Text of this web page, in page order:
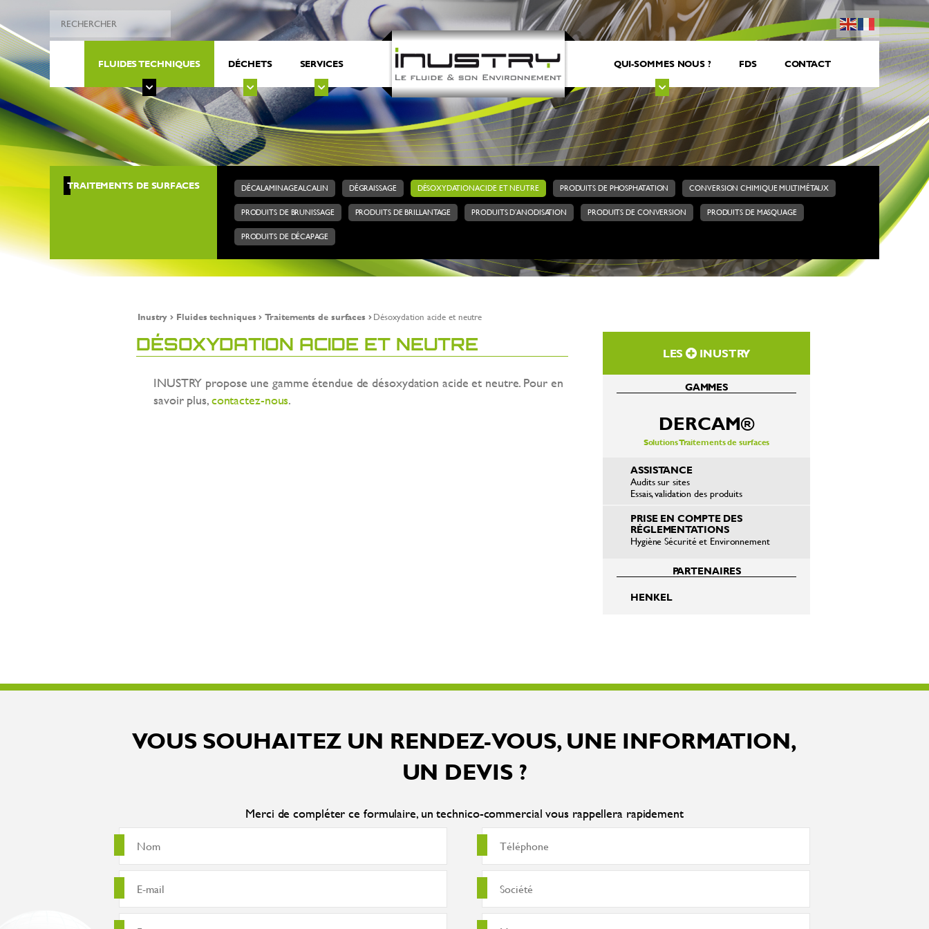
FLUIDES TECHNIQUES DÉCHETS SERVICES QUI-SOMMES NOUS ? FDS CONTACT
TRAITEMENTS DE SURFACES DÉCALAMINAGE ALCALIN DÉGRAISSAGE DÉSOXYDATION ACIDE ET NEUTRE PRODUITS DE PHOSPHATATION CONVERSION CHIMIQUE MULTIMÉTAUX
PRODUITS DE BRUNISSAGE PRODUITS DE BRILLANTAGE PRODUITS D’ANODISATION PRODUITS DE CONVERSION PRODUITS DE MASQUAGE
PRODUITS DE DÉCAPAGE
Inustry Fluides techniques Traitements de surfaces Désoxydation acide et neutre
DÉSOXYDATION ACIDE ET NEUTRE
INUSTRY propose une gamme étendue de désoxydation acide et neutre. Pour en
savoir plus,contactez-nous.
LES INUSTRY
GAMMES
DERCAM®
Solutions Traitements de surfaces
ASSISTANCE
Audits sur sites
Essais, validation des produits
PRISE EN COMPTE DES
RÉGLEMENTATIONS
Hygiène Sécurité et Environnement
PARTENAIRES
HENKEL
VOUS SOUHAITEZ UN RENDEZ-VOUS, UNE INFORMATION,
UN DEVIS ?
Merci de compléter ce formulaire, un technico-commercial vous rappellera rapidement